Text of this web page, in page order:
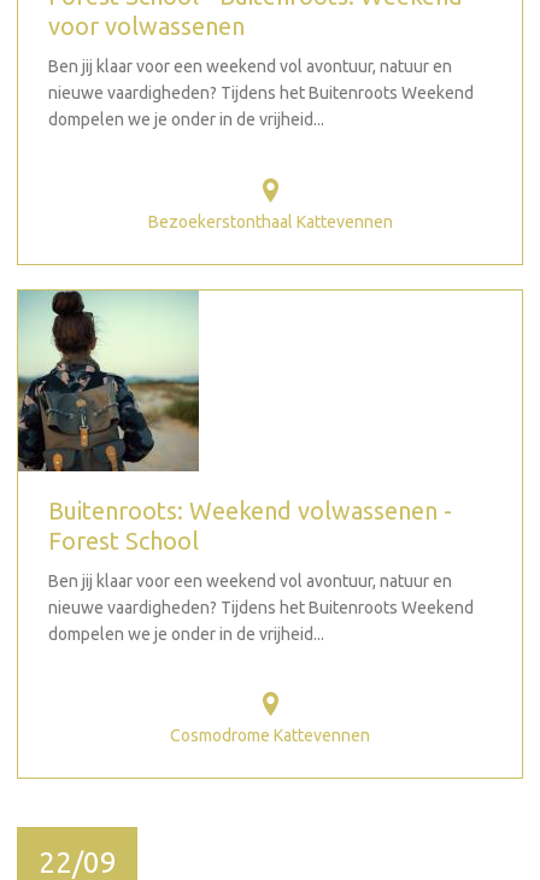
voor volwassenen
Ben jij klaar voor een weekend vol avontuur, natuur en
nieuwe vaardigheden? Tijdens het Buitenroots Weekend
dompelen we je onder in de vrijheid...
Bezoekerstonthaal Kattevennen
Buitenroots: Weekend volwassenen -
Forest School
Ben jij klaar voor een weekend vol avontuur, natuur en
nieuwe vaardigheden? Tijdens het Buitenroots Weekend
dompelen we je onder in de vrijheid...
Cosmodrome Kattevennen
22/09